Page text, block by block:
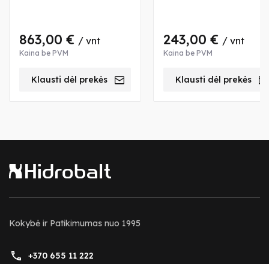
863,00 € / vnt
Kaina be PVM
Klausti dėl prekės
243,00 € / vnt
Kaina be PVM
Klausti dėl prekės
Kokybė ir Patikimumas nuo 1995
+370 655 11 222